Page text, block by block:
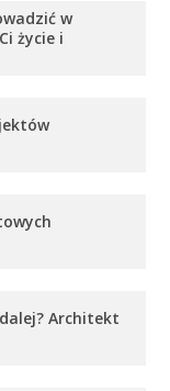
w
życie i
Architekt